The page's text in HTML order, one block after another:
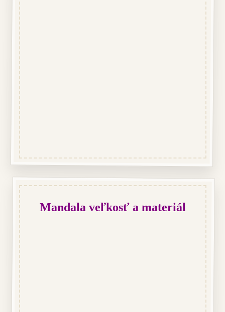
Mandala veľkosť a materiál